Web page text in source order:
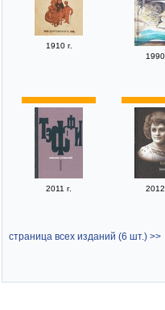
1910 г.
1990
2011 г. 2012
страница всех изданий (6 шт.) >>